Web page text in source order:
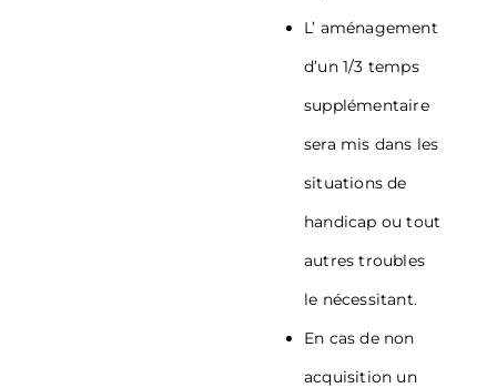
L’ aménagement
d’un 1/3 temps
supplémentaire
sera mis dans les
situations de
handicap ou tout
autres troubles
le nécessitant.
En cas de non
acquisition un